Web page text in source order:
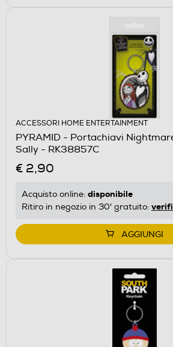
ACCESSORI HOME ENTERTAINMENT
PYRAMID - Portachiavi
Sally - RK38857C
€ 2,90
Acquisto online: disponibile
Ritiro in negozio in 30' gratuito:
AGGIUNGI